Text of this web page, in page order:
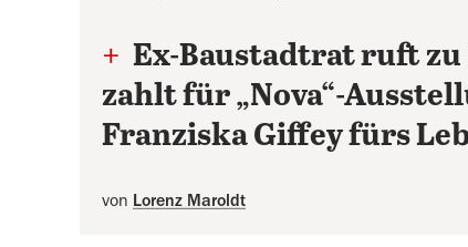
+ Ex-Baustadtrat ruft zu
zahlt für „Nova“-
Franziska Giffey fürs
von Lorenz Maroldt